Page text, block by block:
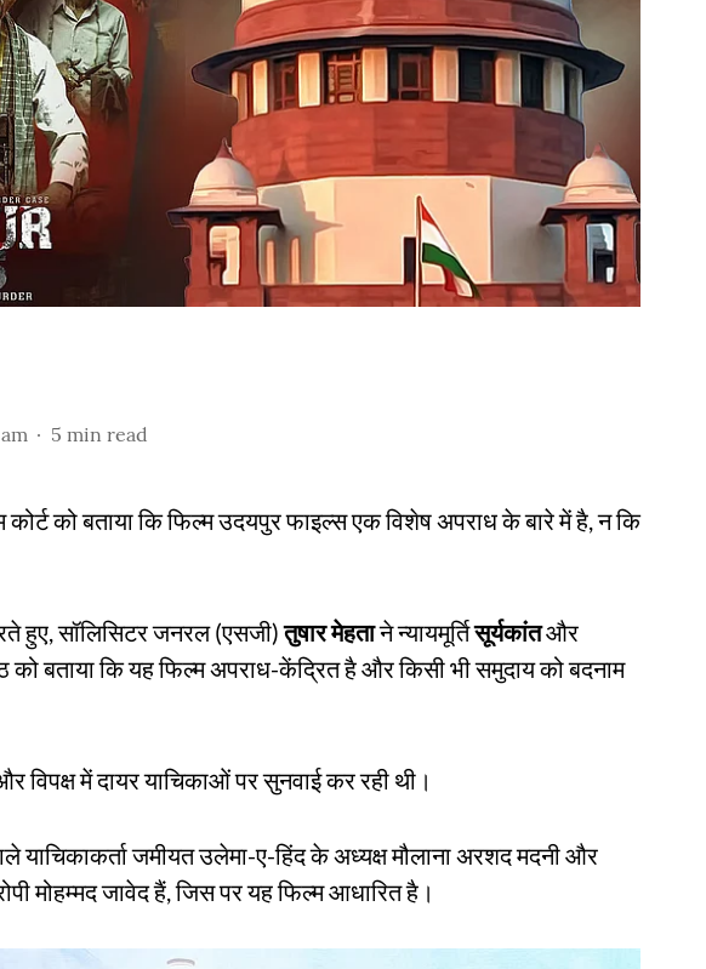
5 min read
को बताया कि फिल्म उदयपुर फाइल्स एक विशेष अपराध के बारे में है, न कि
हुए, सॉलिसिटर जनरल (एसजी)तुषार मेहताने न्यायमूर्तिसूर्यकांतऔर
को बताया कि यह फिल्म अपराध-केंद्रित है और किसी भी समुदाय को बदनाम
विपक्ष में दायर याचिकाओं पर सुनवाई कर रही थी।
याचिकाकर्ता जमीयत उलेमा-ए-हिंद के अध्यक्ष मौलाना अरशद मदनी और
मोहम्मद जावेद हैं, जिस पर यह फिल्म आधारित है।